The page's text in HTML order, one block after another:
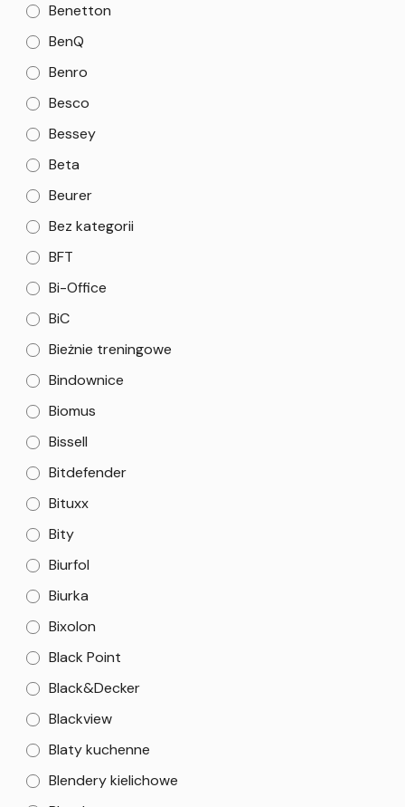
Benetton
BenQ
Benro
Besco
Bessey
Beta
Beurer
Bez kategorii
BFT
Bi-Office
BiC
Bieżnie treningowe
Bindownice
Biomus
Bissell
Bitdefender
Bituxx
Bity
Biurfol
Biurka
Bixolon
Black Point
Black&Decker
Blackview
Blaty kuchenne
Blendery kielichowe